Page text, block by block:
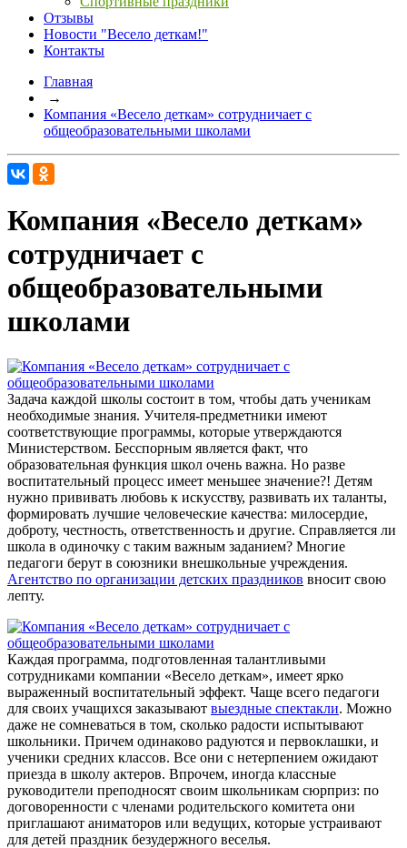
Отзывы
Новости "Весело деткам!"
Контакты
Главная
→
Компания «Весело деткам» сотрудничает с
общеобразовательными школами
Компания «Весело деткам»
сотрудничает с
общеобразовательными
школами
Задача каждой школы состоит в том, чтобы дать ученикам
необходимые знания. Учителя-предметники имеют
соответствующие программы, которые утверждаются
Министерством. Бесспорным является факт, что
образовательная функция школ очень важна. Но разве
воспитательный процесс имеет меньшее значение?! Детям
нужно прививать любовь к искусству, развивать их таланты,
формировать лучшие человеческие качества: милосердие,
доброту, честность, ответственность и другие. Справляется ли
школа в одиночку с таким важным заданием? Многие
педагоги берут в союзники внешкольные учреждения.
Агентство по организации детских праздников вносит свою
лепту.
Каждая программа, подготовленная талантливыми
сотрудниками компании «Весело деткам», имеет ярко
выраженный воспитательный эффект. Чаще всего педагоги
для своих учащихся заказывают выездные спектакли. Можно
даже не сомневаться в том, сколько радости испытывают
школьники. Причем одинаково радуются и первоклашки, и
ученики средних классов. Все они с нетерпением ожидают
приезда в школу актеров. Впрочем, иногда классные
руководители преподносят своим школьникам сюрприз: по
договоренности с членами родительского комитета они
приглашают аниматоров или ведущих, которые устраивают
для детей праздник безудержного веселья.